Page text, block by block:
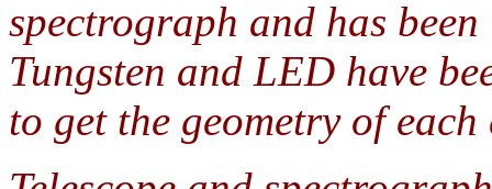
spectrograph and has
Tungsten and LED have
to get the geometry of